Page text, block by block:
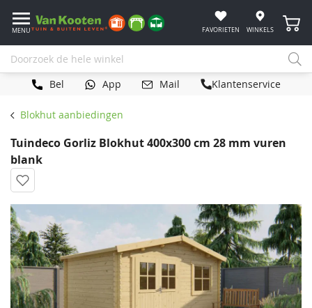
MENU FAVORIETEN WINKELS
Bel App Mail Klantenservice
Blokhut aanbiedingen
Tuindeco Gorliz Blokhut 400x300 cm 28 mm vuren
blank